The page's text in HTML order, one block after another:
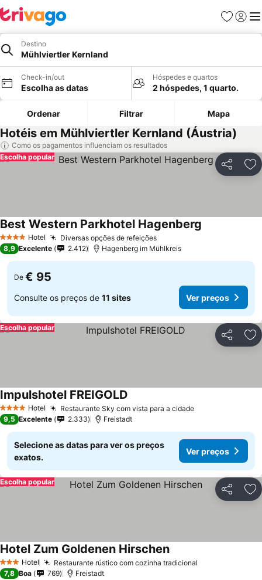
Favoritos
Iniciar
Destino
Mühlviertler Kernland
Check-in/out
Escolha as datas
Hóspedes e quartos
2 hóspedes, 1 quarto.
Ordenar Filtrar Mapa
Hotéis em Mühlviertler Kernland (Áustria)
Como os pagamentos influenciam os resultados
Partilhar
Escolha popular
4 EstrelasHotel Diversas opções de refeições
Best Western Parkhotel Hagenberg
8,9 Excelente 2.412 Hagenberg im Mühlkreis
De € 95
Consulte os preços de 11 sites Ver preços
Partilhar
Escolha popular
4 EstrelasHotel Restaurante Sky com vista para a cidade
Impulshotel FREIGOLD
9,5 Excelente 2.333 Freistadt
Selecione as datas para ver os preços
exatos.
Ver preços
Partilhar
Escolha popular
3 EstrelasHotel Restaurante rústico com cozinha tradicional
Hotel Zum Goldenen Hirschen
7,8 Boa 769 Freistadt